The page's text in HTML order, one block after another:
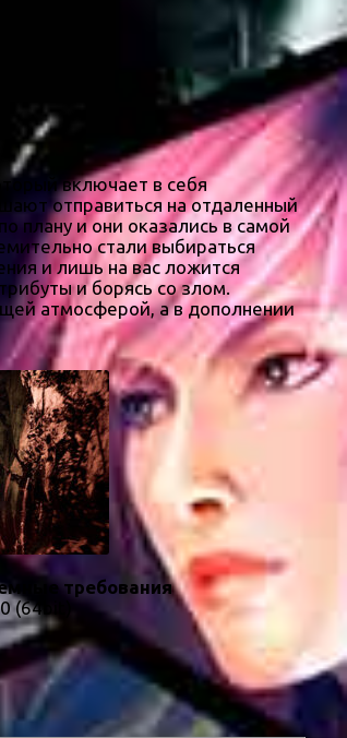
включает в себя
отправиться на отдаленный
плану и они оказались в самой
стали выбираться
и лишь на вас ложится
и борясь со злом.
атмосферой, а в дополнении
требования
(64bit)